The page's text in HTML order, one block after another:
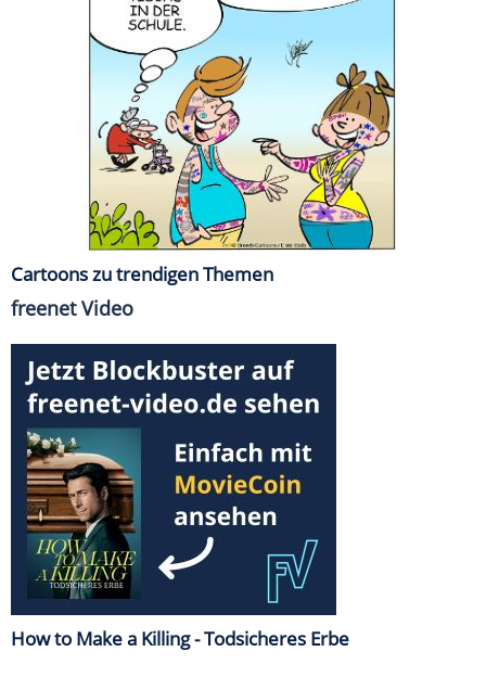
Cartoons zu trendigen Themen
freenet Video
How to Make a Killing - Todsicheres Erbe